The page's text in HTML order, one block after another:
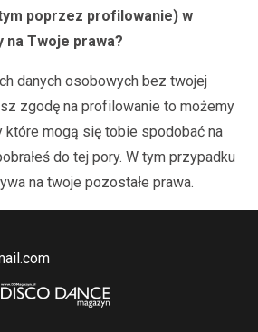
poprzez profilowanie) w
na Twoje prawa?
danych osobowych bez twojej
zgodę na profilowanie to możemy
które mogą się tobie spodobać na
do tej pory. W tym przypadku
na twoje pozostałe prawa.